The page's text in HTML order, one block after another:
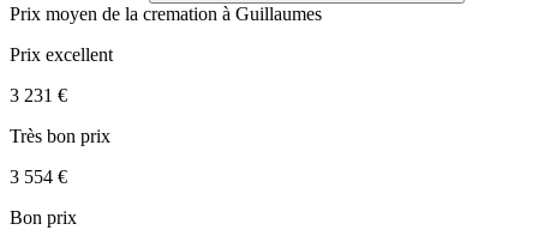
Prix moyen de la cremation à Guillaumes
Prix excellent
3 231 €
Très bon prix
3 554 €
Bon prix